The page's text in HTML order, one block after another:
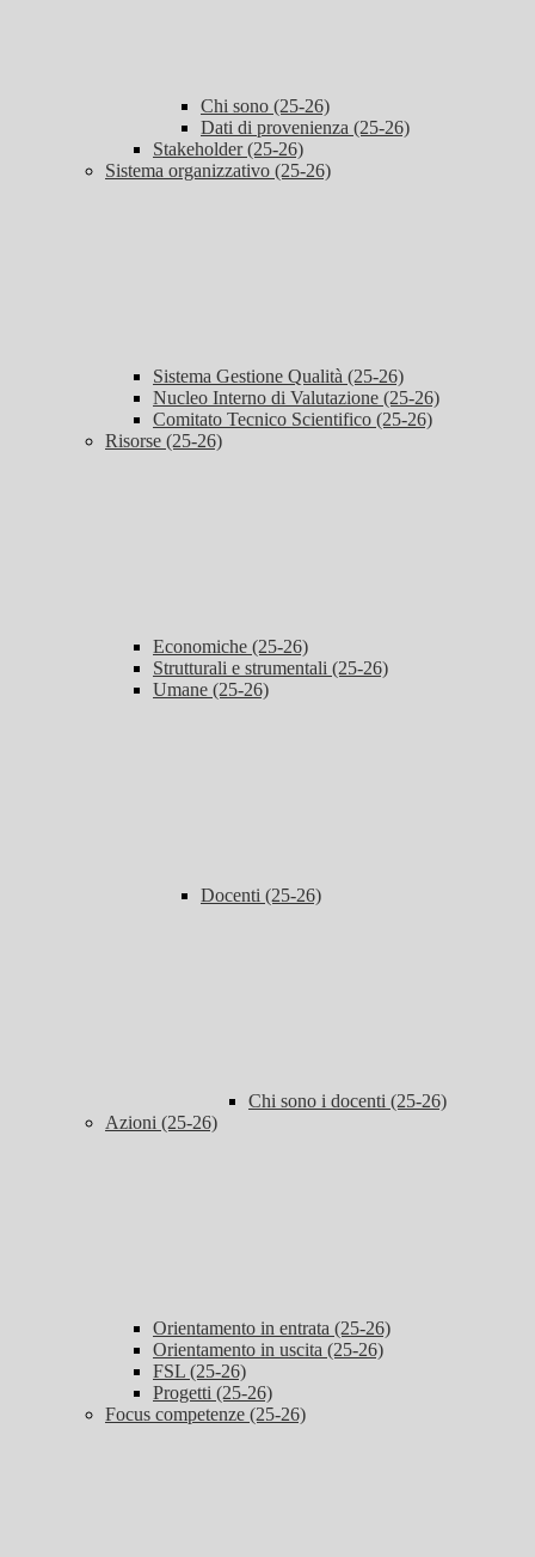
Chi sono (25-26)
Dati di provenienza (25-26)
Stakeholder (25-26)
Sistema organizzativo (25-26)
Sistema Gestione Qualità (25-26)
Nucleo Interno di Valutazione (25-26)
Comitato Tecnico Scientifico (25-26)
Risorse (25-26)
Economiche (25-26)
Strutturali e strumentali (25-26)
Umane (25-26)
Docenti (25-26)
Chi sono i docenti (25-26)
Azioni (25-26)
Orientamento in entrata (25-26)
Orientamento in uscita (25-26)
FSL (25-26)
Progetti (25-26)
Focus competenze (25-26)